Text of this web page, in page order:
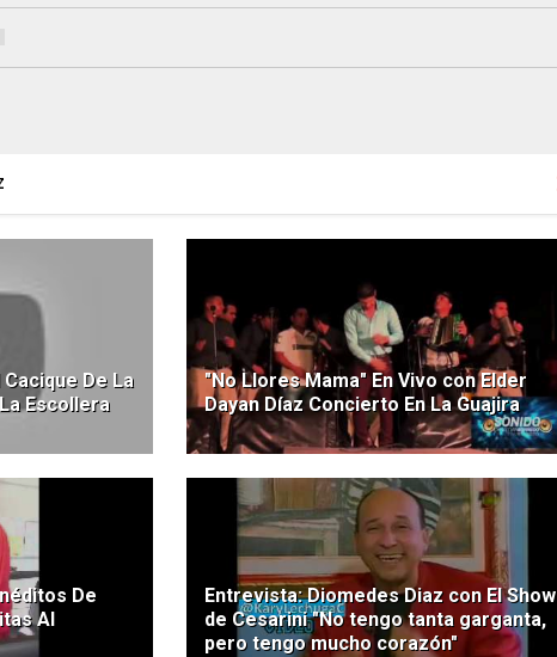
De La
Escollera
"No Llores Mama" En Vivo con Elder
Dayan Díaz Concierto En La Guajira
De
Al
Entrevista: Diomedes Diaz con El Show
de Cesarini "No tengo tanta garganta,
pero tengo mucho corazón"